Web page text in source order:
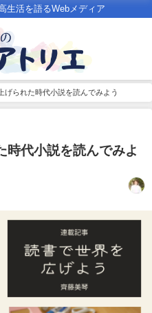
生活を語るWebメディア
げられた時代小説を読んでみよう
時代小説を読んでみよ